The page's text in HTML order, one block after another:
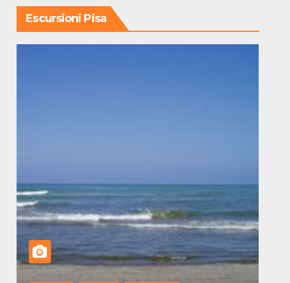
Escursioni Pisa